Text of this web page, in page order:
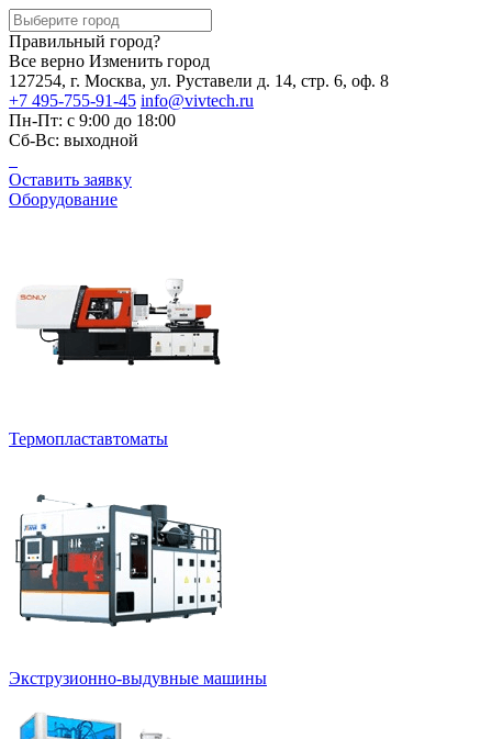
Правильный город?
Все верно Изменить город
127254, г. Москва, ул. Руставели д. 14, стр. 6, оф. 8
+7 495-755-91-45 info@vivtech.ru
Пн-Пт: с 9:00 до 18:00
Сб-Вс: выходной
Оставить заявку
Оборудование
Термопластавтоматы
Экструзионно-выдувные машины